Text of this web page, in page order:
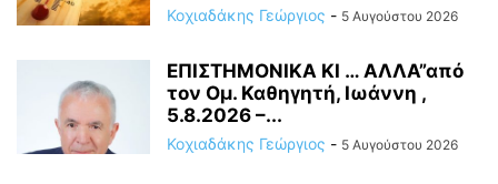
Κοχιαδάκης Γεώργιος - 5 Αυγούστου 2026
ΕΠΙΣΤΗΜΟΝΙΚΑ ΚΙ … ΑΛΛΑ”από
τον Ομ. Καθηγητή, Ιωάννη ,
5.8.2026 –...
Κοχιαδάκης Γεώργιος - 5 Αυγούστου 2026